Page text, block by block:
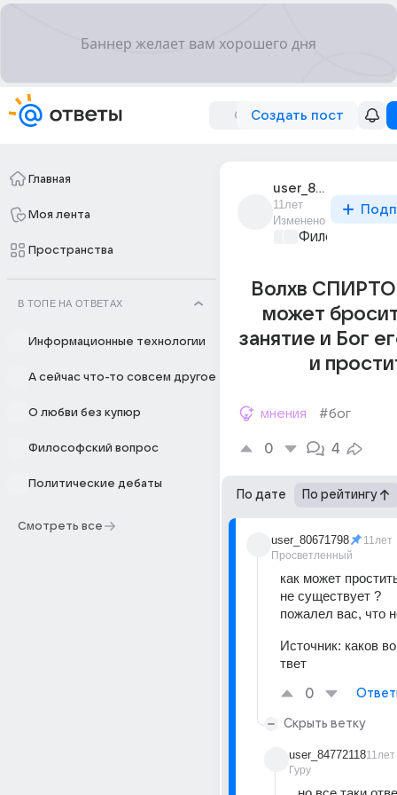
Создать пост
Главная
Моя лента
Пространства
В ТОПЕ НА ОТВЕТАХ
Информационные технологии
А сейчас что-то совсем другое
О любви без купюр
Философский вопрос
Политические дебаты
Смотреть все
user_84772118
11лет
Изменено
Философский
Волхв
может
занятие и Бог
и
мнения #бог
0 4
По дате По рейтингу
user_80671798
Просветленный
11лет
как может
не существует ?
пожалел вас, что
Источник: каков
твет
0
Скрыть ветку
user_84772118
Гуру
11лет